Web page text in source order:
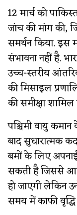
12 मार्च को
जांच की मांग की,
समर्थन किया. इस
संभावना नहीं है.
उच्च-स्तरीय
की मिसाइल
की समीक्षा शामिल
पश्चिमी वायु
बाद सुधारात्मक
बमों के लिए
सकती है जिससे
हो जाएगी लेकिन
समय में काफी वृद्धि